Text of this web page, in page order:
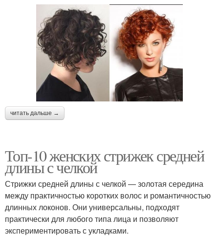
читать дальше →
Топ-10 женских стрижек средней
длины с челкой
Стрижки средней длины с челкой — золотая середина
между практичностью коротких волос и романтичностью
длинных локонов. Они универсальны, подходят
практически для любого типа лица и позволяют
экспериментировать с укладками.